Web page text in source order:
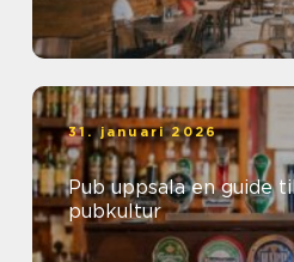
31. januari 2026
Pub uppsala en guide till stadens levande
pubkultur